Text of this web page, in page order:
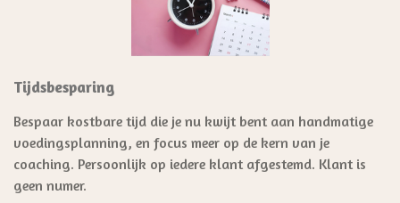
Tijdsbesparing
Bespaar kostbare tijd die je nu kwijt bent aan handmatige
voedingsplanning, en focus meer op de kern van je
coaching. Persoonlijk op iedere klant afgestemd. Klant is
geen numer.